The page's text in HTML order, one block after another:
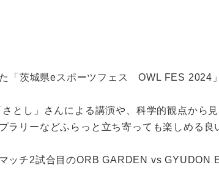
「茨城県eスポーツフェス OWL FES 2024
とし」さんによる講演や、科学的観点から
ラリーなどふらっと立ち寄っても楽しめる良
ッチ2試合目のORB GARDEN vs GYUDON